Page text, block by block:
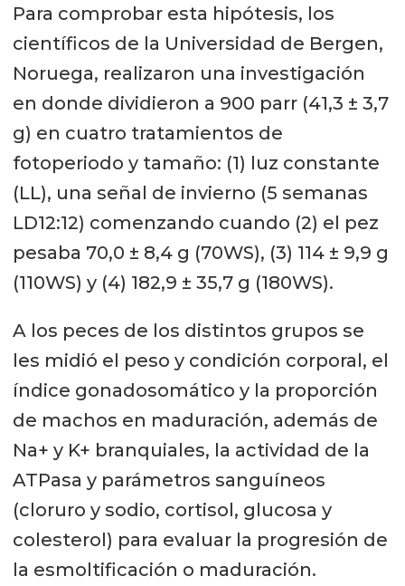
Para comprobar esta hipótesis, los
científicos de la Universidad de Bergen,
Noruega, realizaron una investigación
en donde dividieron a 900 parr (41,3 ± 3,7
g) en cuatro tratamientos de
fotoperiodo y tamaño: (1) luz constante
(LL), una señal de invierno (5 semanas
LD12:12) comenzando cuando (2) el pez
pesaba 70,0 ± 8,4 g (70WS), (3) 114 ± 9,9 g
(110WS) y (4) 182,9 ± 35,7 g (180WS).
A los peces de los distintos grupos se
les midió el peso y condición corporal, el
índice gonadosomático y la proporción
de machos en maduración, además de
Na+ y K+ branquiales, la actividad de la
ATPasa y parámetros sanguíneos
(cloruro y sodio, cortisol, glucosa y
colesterol) para evaluar la progresión de
la esmoltificación o maduración.